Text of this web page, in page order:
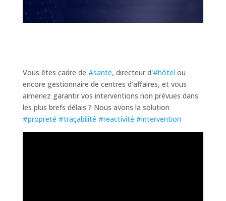
Vous êtes cadre de #santé, directeur d'#hôtel ou
encore gestionnaire de centres d'affaires, et vous
aimeriez garantir vos interventions non prévues dans
les plus brefs délais ? Nous avons la solution
#propreté #traçabilité #reactivité #intervention